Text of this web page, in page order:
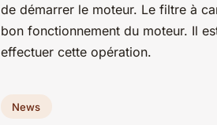
de démarrer le moteur. Le filtre à
bon fonctionnement du moteur. Il
effectuer cette opération.
News